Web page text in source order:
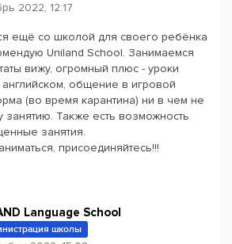
2022, 12:17
ещё со школой для своего ребёнка
Uniland School. Занимаемся
вижу, огромный плюс - уроки
общение в игровой
(во время карантина) ни в чем не
занятию. Также есть возможность
занятия.
присоединяйтесь!!!
Language School
школы